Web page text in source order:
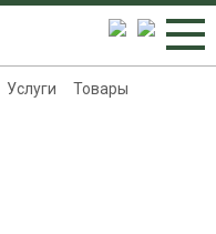
Услуги Товары